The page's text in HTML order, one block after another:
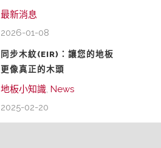
最新消息
2026-01-08
同步木紋(EIR)：讓您的地板
更像真正的木頭
地板小知識, News
2025-02-20